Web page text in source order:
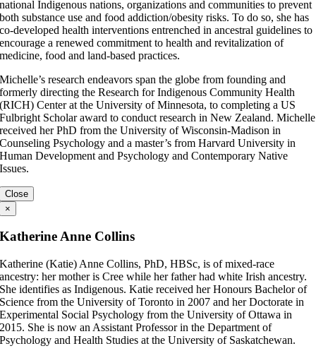
national Indigenous nations, organizations and communities to prevent
both substance use and food addiction/obesity risks. To do so, she has
co-developed health interventions entrenched in ancestral guidelines to
encourage a renewed commitment to health and revitalization of
medicine, food and land-based practices.
Michelle’s research endeavors span the globe from founding and
formerly directing the Research for Indigenous Community Health
(RICH) Center at the University of Minnesota, to completing a US
Fulbright Scholar award to conduct research in New Zealand. Michelle
received her PhD from the University of Wisconsin-Madison in
Counseling Psychology and a master’s from Harvard University in
Human Development and Psychology and Contemporary Native
Issues.
Close
×
Katherine Anne Collins
Katherine (Katie) Anne Collins, PhD, HBSc, is of mixed-race
ancestry: her mother is Cree while her father had white Irish ancestry.
She identifies as Indigenous. Katie received her Honours Bachelor of
Science from the University of Toronto in 2007 and her Doctorate in
Experimental Social Psychology from the University of Ottawa in
2015. She is now an Assistant Professor in the Department of
Psychology and Health Studies at the University of Saskatchewan.